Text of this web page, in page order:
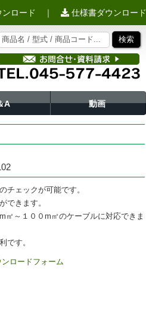
ロード ｜ 仕様書ダウンロード
A 動画
チェックが可能です。
できます。
㎡～１００m㎡のケーブルに対応できま
です。
ロードフォーム